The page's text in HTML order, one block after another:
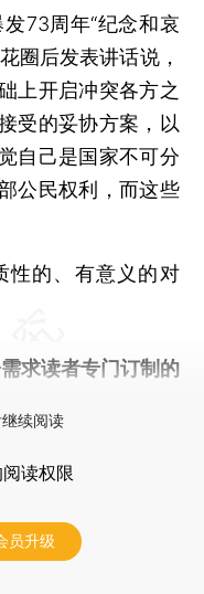
73周年“纪念和哀
圈后发表讲话说，
上开启冲突各方之
受的妥协方案，以
自己是国家不可分
公民权利，而这些
的、有意义的对
求读者专门订制的
续阅读
读权限
员升级